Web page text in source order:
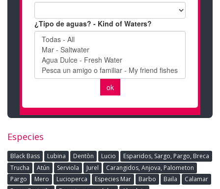
Especies
Black Bass Lubina Dentòn Lucio
Esparidos, Sargo, Pargo, Breca
Trucha
Atún Serviola Jurel
Carangidos, Anjova, Palometon
Pargo
Mero Lucioperca Especies Mar Barbo Baila
Calamar